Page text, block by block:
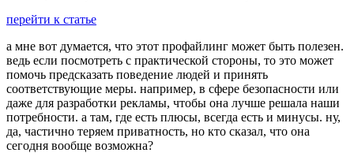
перейти к статье
а мне вот думается, что этот профайлинг может быть полезен.
ведь если посмотреть с практической стороны, то это может
помочь предсказать поведение людей и принять
соответствующие меры. например, в сфере безопасности или
даже для разработки рекламы, чтобы она лучше решала наши
потребности. а там, где есть плюсы, всегда есть и минусы. ну,
да, частично теряем приватность, но кто сказал, что она
сегодня вообще возможна?